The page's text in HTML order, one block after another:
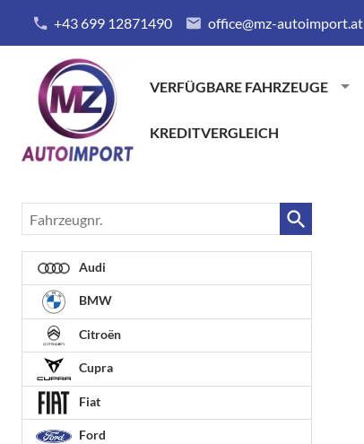
+43 699 12871490 office@mz-autoimport.at
VERFÜGBARE FAHRZEUGE
KREDITVERGLEICH
Fahrzeugnr.
Audi
BMW
Citroën
Cupra
Fiat
Ford